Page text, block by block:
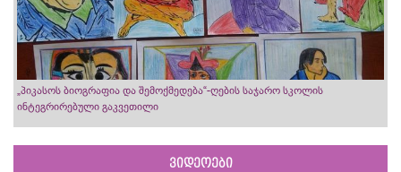
„პიკასოს ბიოგრაფია და შემოქმედება“-ღების საჯარო სკოლის
ინტეგრირებული გაკვეთილი
ვიდეოები